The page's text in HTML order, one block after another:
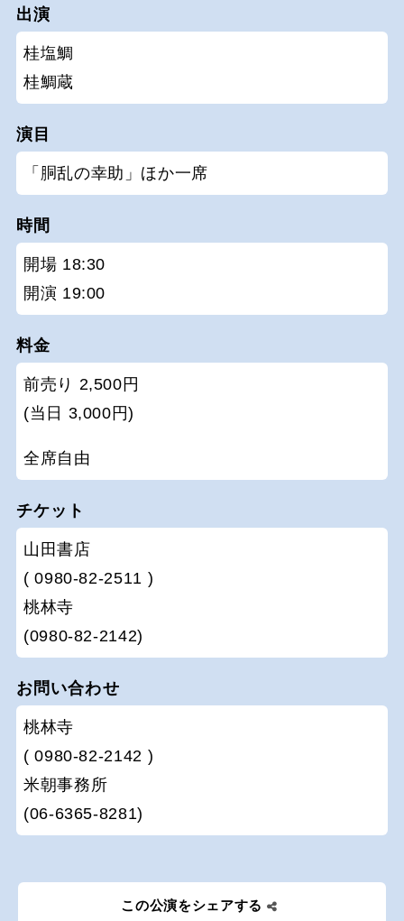
出演
桂塩鯛
桂鯛蔵
演目
「胴乱の幸助」ほか一席
時間
開場 18:30
開演 19:00
料金
前売り 2,500円
(当日 3,000円)
全席自由
チケット
山田書店
( 0980-82-2511 )
桃林寺
(0980-82-2142)
お問い合わせ
桃林寺
( 0980-82-2142 )
米朝事務所
(06-6365-8281)
この公演をシェアする